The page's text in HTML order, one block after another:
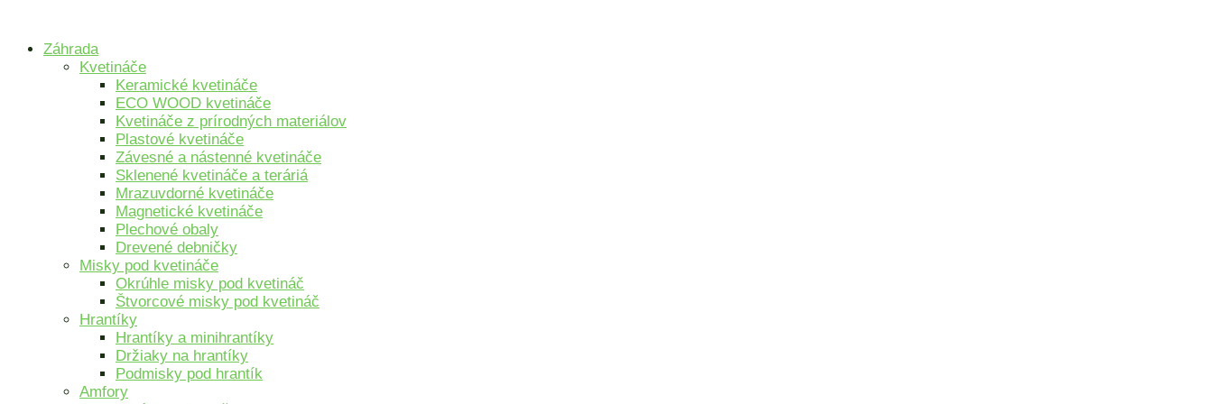
obsahZáhrada
Kvetináče
Keramické kvetináče
ECO WOOD kvetináče
Kvetináče z prírodných materiálov
Plastové kvetináče
Závesné a nástenné kvetináče
Sklenené kvetináče a teráriá
Mrazuvdorné kvetináče
Magnetické kvetináče
Plechové obaly
Drevené debničky
Misky pod kvetináče
Okrúhle misky pod kvetináč
Štvorcové misky pod kvetináč
Hrantíky
Hrantíky a minihrantíky
Držiaky na hrantíky
Podmisky pod hrantík
Amfory